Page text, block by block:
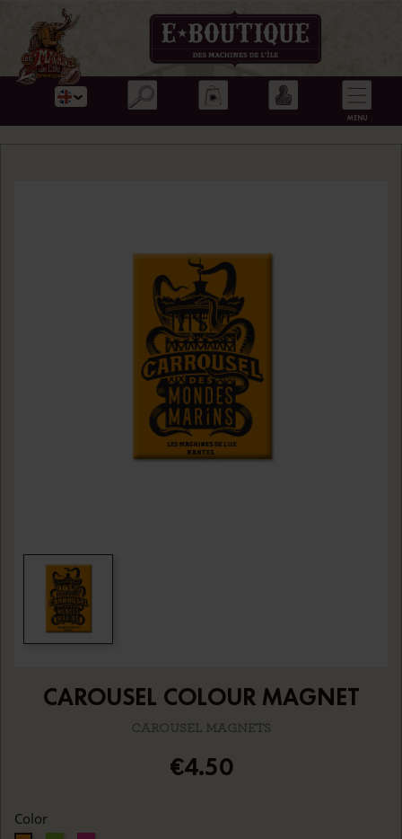
CAROUSEL COLOUR MAGNET
CAROUSEL MAGNETS
€4.50
Color